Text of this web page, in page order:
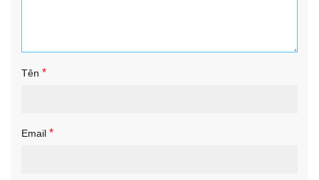
Tên *
Email *